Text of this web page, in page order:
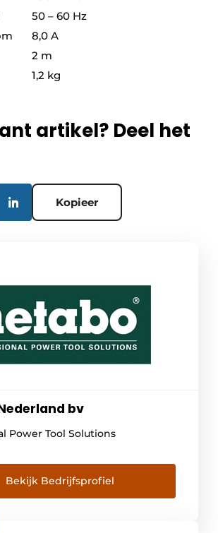
50 – 60 Hz
8,0 A
2 m
1,2 kg
artikel? Deel het
Kopieer
bv
Power Tool Solutions
Bekijk Bedrijfsprofiel